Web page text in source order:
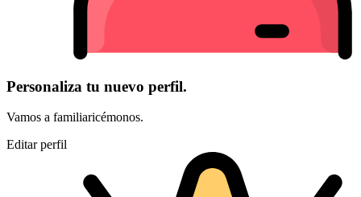
Personaliza tu nuevo perfil.
Vamos a familiaricémonos.
Editar perfil